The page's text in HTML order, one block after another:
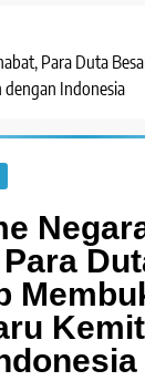
Para Duta
dengan Indonesia